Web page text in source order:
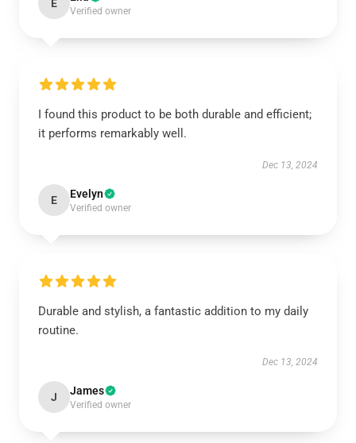
E
Verified owner
I found this product to be both durable and efficient;
it performs remarkably well.
Dec 13, 2024
E Evelyn
Verified owner
Durable and stylish, a fantastic addition to my daily
routine.
Dec 13, 2024
J James
Verified owner